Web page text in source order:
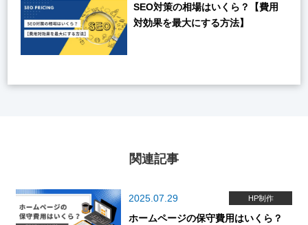
SEO対策の相場はいくら？【費用
対効果を最大にする方法】
関連記事
2025.07.29 HP制作
ホームページの保守費用はいくら？